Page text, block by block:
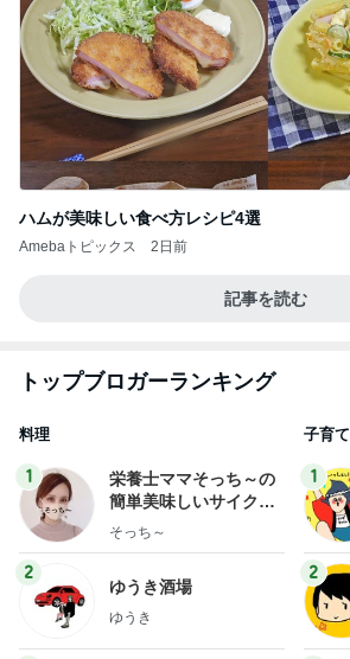
ハムが美味しい食べ方レシピ4選
Amebaトピックス 2日前
記事を読む
トップブロガーランキング
料理
1
栄養士ママそっち～の
簡単美味しいサイクル
献立
そっち～
2
ゆうき酒場
ゆうき
子育て
1
2